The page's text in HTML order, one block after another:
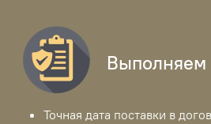
Выполняем
Точная дата поставки в